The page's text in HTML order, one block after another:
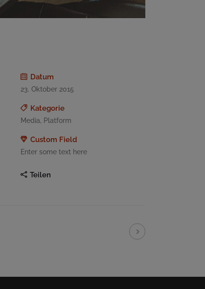
Datum
23. Oktober 2015
Kategorie
Media, Platform
Custom Field
Enter some text here
Teilen